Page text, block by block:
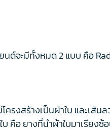
นต์จะมีทั้งหมด 2 แบบ คือ
ครงสร้างเป็นผ้าใบ และเส้
คือ ยางที่นำผ้าใบมาเรียง